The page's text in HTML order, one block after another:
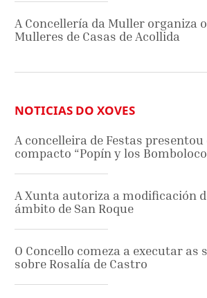
A Concellería da Muller organiza
Mulleres de Casas de Acollida
NOTICIAS DO XOVES
A concelleira de Festas presentou
compacto “Popín y los
A Xunta autoriza a modificación
ámbito de San Roque
O Concello comeza a executar as
sobre Rosalía de Castro